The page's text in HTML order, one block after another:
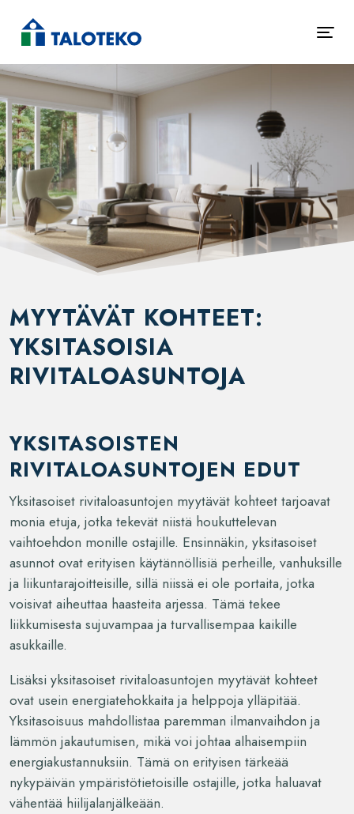
MYYTÄVÄT KOHTEET:
YKSITASOISIA
RIVITALOASUNTOJA
YKSITASOISTEN
RIVITALOASUNTOJEN EDUT
Yksitasoiset rivitaloasuntojen myytävät kohteet tarjoavat
monia etuja, jotka tekevät niistä houkuttelevan
vaihtoehdon monille ostajille. Ensinnäkin, yksitasoiset
asunnot ovat erityisen käytännöllisiä perheille, vanhuksille
ja liikuntarajoitteisille, sillä niissä ei ole portaita, jotka
voisivat aiheuttaa haasteita arjessa. Tämä tekee
liikkumisesta sujuvampaa ja turvallisempaa kaikille
asukkaille.
Lisäksi yksitasoiset rivitaloasuntojen myytävät kohteet
ovat usein energiatehokkaita ja helppoja ylläpitää.
Yksitasoisuus mahdollistaa paremman ilmanvaihdon ja
lämmön jakautumisen, mikä voi johtaa alhaisempiin
energiakustannuksiin. Tämä on erityisen tärkeää
nykypäivän ympäristötietoisille ostajille, jotka haluavat
vähentää hiilijalanjälkeään.